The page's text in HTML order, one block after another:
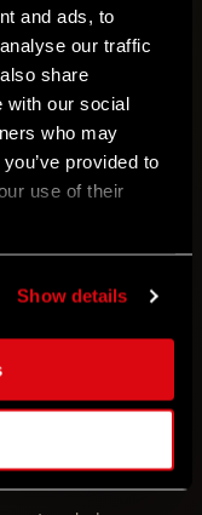
and ads, to
our traffic
share
with our social
who may
provided to
use of their
Show details
vague
Et ce
régulièrement à
entrées. Le
compte
être évaluées.
ideas